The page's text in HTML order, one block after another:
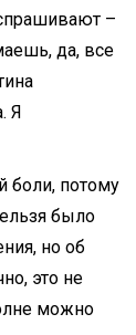
–
да, все
Я
боли, потому
было
но об
это не
можно